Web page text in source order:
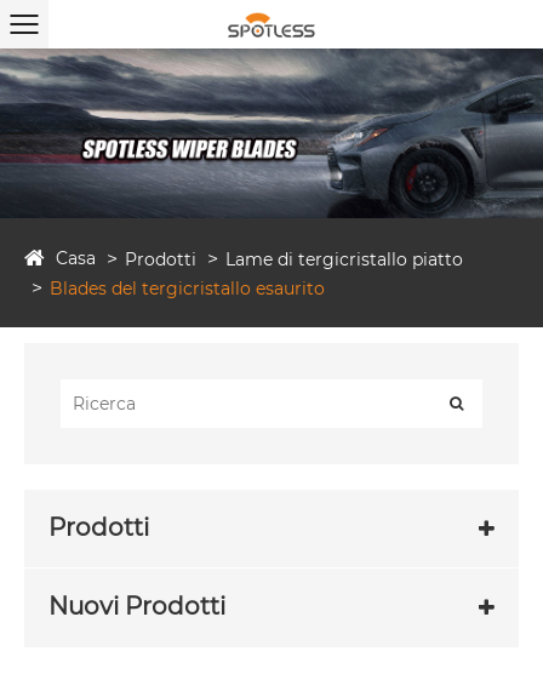
Casa Prodotti
Lame di tergicristallo piatto
Blades del tergicristallo esaurito
Prodotti
Nuovi Prodotti